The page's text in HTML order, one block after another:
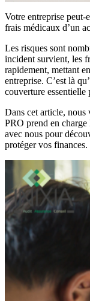
Votre entreprise peut-
frais médicaux d’un
Les risques sont
incident survient, les
rapidement, mettant
entreprise. C’est là
couverture essentielle
Dans cet article, nous
PRO prend en charge
avec nous pour
protéger vos finances.